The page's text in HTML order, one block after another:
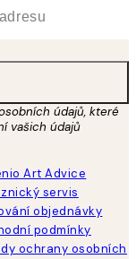
údajů, které
vašich údajů
Art Advice
servis
objednávky
podmínky
ochrany osobních